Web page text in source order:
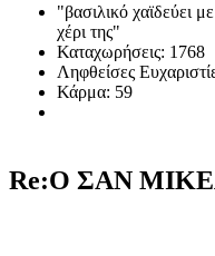
"βασιλικό χαϊδεύει
χέρι της"
Καταχωρήσεις: 1768
Ληφθείσες
Κάρμα: 59
Re:Ο ΣΑΝ